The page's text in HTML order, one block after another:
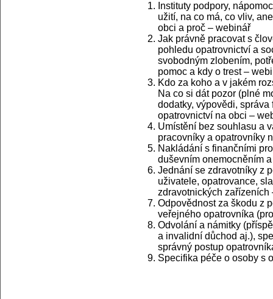
Instituty podpory,
užití, na co má, co vliv,
obci a proč – webinář
Jak právně pracovat s
pohledu opatrovnictví a
svobodným zlobením,
pomoc a kdy o trest –
Kdo za koho a v jakém
Na co si dát pozor (plné
dodatky, výpovědi,
opatrovnictví na obci –
Umístění bez souhlasu a
pracovníky a opatrovníky
Nakládání s finančními
duševním onemocněním
Jednání se zdravotníky z
uživatele, opatrovance,
zdravotnických zařízeních
Odpovědnost za škodu z
veřejného opatrovníka
Odvolání a námitky
a invalidní důchod aj.),
správný postup
Specifika péče o osoby s